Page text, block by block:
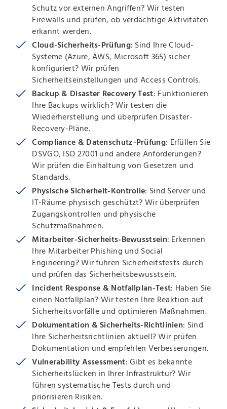
Schutz vor externen Angriffen? Wir testen
Firewalls und prüfen, ob verdächtige Aktivitäten
erkannt werden.
Cloud-Sicherheits-Prüfung: Sind Ihre Cloud-
Systeme (Azure, AWS, Microsoft 365) sicher
konfiguriert? Wir prüfen
Sicherheitseinstellungen und Access Controls.
Backup & Disaster Recovery Test: Funktionieren
Ihre Backups wirklich? Wir testen die
Wiederherstellung und überprüfen Disaster-
Recovery-Pläne.
Compliance & Datenschutz-Prüfung: Erfüllen Sie
DSVGO, ISO 27001 und andere Anforderungen?
Wir prüfen die Einhaltung von Gesetzen und
Standards.
Physische Sicherheit-Kontrolle: Sind Server und
IT-Räume physisch geschützt? Wir überprüfen
Zugangskontrollen und physische
Schutzmaßnahmen.
Mitarbeiter-Sicherheits-Bewusstsein: Erkennen
Ihre Mitarbeiter Phishing und Social
Engineering? Wir führen Sicherheitstests durch
und prüfen das Sicherheitsbewusstsein.
Incident Response & Notfallplan-Test: Haben Sie
einen Notfallplan? Wir testen Ihre Reaktion auf
Sicherheitsvorfälle und optimieren Maßnahmen.
Dokumentation & Sicherheits-Richtlinien: Sind
Ihre Sicherheitsrichtlinien aktuell? Wir prüfen
Dokumentation und empfehlen Verbesserungen.
Vulnerability Assessment: Gibt es bekannte
Sicherheitslücken in Ihrer Infrastruktur? Wir
führen systematische Tests durch und
priorisieren Risiken.